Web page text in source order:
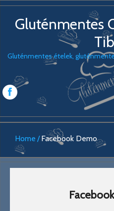
Gluténmentes
Gluténmentes ételek,
Home Facebook Demo